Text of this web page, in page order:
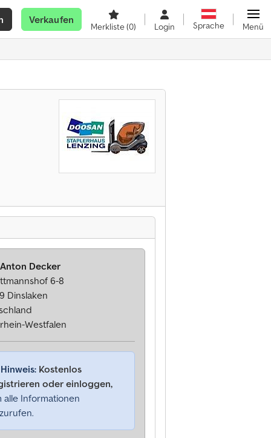
Verkaufen
Merkliste(0) Login Sprache Menü
Decker
6-8
Dinslaken
Westfalen
Kostenlos
oder einloggen,
alle Informationen